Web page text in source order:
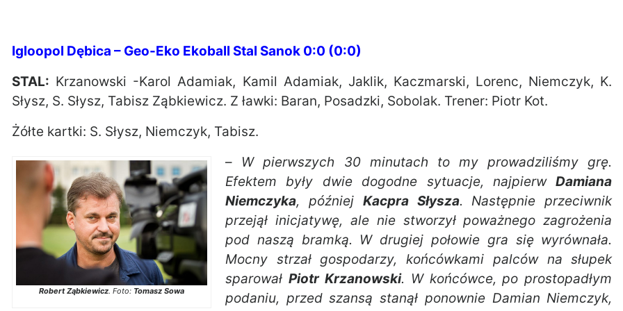
Igloopol Dębica – Geo-Eko Ekoball Stal Sanok 0:0 (0:0)
STAL: Krzanowski -Karol Adamiak, Kamil Adamiak, Jaklik, Kaczmarski, Lorenc, Niemczyk, K.
Słysz, S. Słysz, Tabisz Ząbkiewicz. Z ławki: Baran, Posadzki, Sobolak. Trener: Piotr Kot.
Żółte kartki: S. Słysz, Niemczyk, Tabisz.
Robert Ząbkiewicz. Foto: Tomasz Sowa
– W pierwszych 30 minutach to my prowadziliśmy grę.
Efektem były dwie dogodne sytuacje, najpierwDamiana
Niemczyka, później Kacpra Słysza. Następnie przeciwnik
przejął inicjatywę, ale nie stworzył poważnego zagrożenia
pod naszą bramką. W drugiej połowie gra się wyrównała.
Mocny strzał gospodarzy, końcówkami palców na słupek
sparował Piotr Krzanowski. W końcówce, po prostopadłym
podaniu, przed szansą stanął ponownie Damian Niemczyk,